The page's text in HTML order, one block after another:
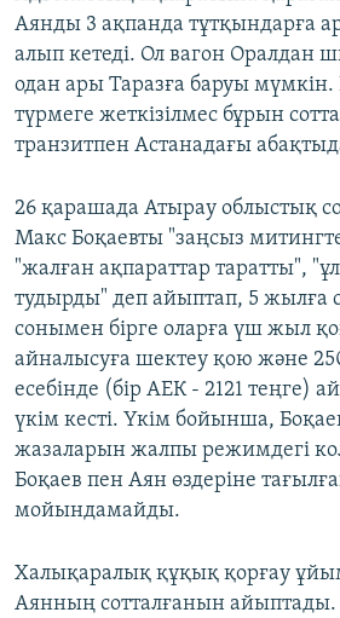
Аянды 3 ақпанда тұтқындарға
алып кетеді. Ол вагон Оралдан
одан ары Таразға баруы
түрмеге жеткізілмес бұрын
транзитпен Астанадағы
26 қарашада Атырау облыстық
Макс Боқаевты "заңсыз
"жалған ақпараттар таратты",
тудырды" деп айыптап, 5 жылға
сонымен бірге оларға үш жыл
айналысуға шектеу қою және
есебінде (бір АЕК - 2121 теңге)
үкім кесті. Үкім бойынша,
жазаларын жалпы режимдегі
Боқаев пен Аян өздеріне
мойындамайды.
Халықаралық құқық қорғау
Аянның сотталғанын